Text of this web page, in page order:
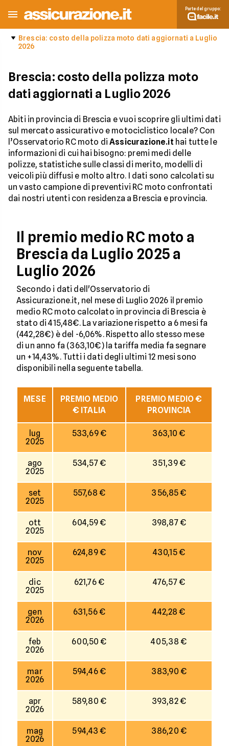
Parte del gruppo:
Brescia: costo della polizza moto dati aggiornati a Luglio
2026
Brescia: costo della polizza moto
dati aggiornati a Luglio 2026
Abiti in provincia di Brescia e vuoi scoprire gli ultimi dati
sul mercato assicurativo e motociclistico locale? Con
l’Osservatorio RC moto diAssicurazione.it hai tutte le
informazioni di cui hai bisogno: premi medi delle
polizze, statistiche sulle classi di merito, modelli di
veicoli più diffusi e molto altro. I dati sono calcolati su
un vasto campione di preventivi RC moto confrontati
dai nostri utenti con residenza a Brescia e provincia.
Il premio medio RC moto a
Brescia da Luglio 2025 a
Luglio 2026
Secondo i dati dell'Osservatorio di
Assicurazione.it, nel mese di Luglio 2026 il premio
medio RC moto calcolato in provincia di Brescia è
stato di 415,48€. La variazione rispetto a 6 mesi fa
(442,28€) è del -6,06%. Rispetto allo stesso mese
di un anno fa (363,10€) la tariffa media fa segnare
un +14,43%. Tutti i dati degli ultimi 12 mesi sono
disponibili nella seguente tabella.
MESE
PREMIO MEDIO
€ ITALIA
PREMIO MEDIO €
PROVINCIA
lug
2025
533,69 € 363,10 €
ago
2025
534,57 € 351,39 €
set
2025
557,68 € 356,85 €
ott
2025
604,59 € 398,87 €
nov
2025
624,89 € 430,15 €
dic
2025
621,76 € 476,57 €
gen
2026
631,56 € 442,28 €
feb
2026
600,50 € 405,38 €
mar
2026
594,46 € 383,90 €
apr
2026
589,80 € 393,82 €
mag
2026
594,43 € 386,20 €